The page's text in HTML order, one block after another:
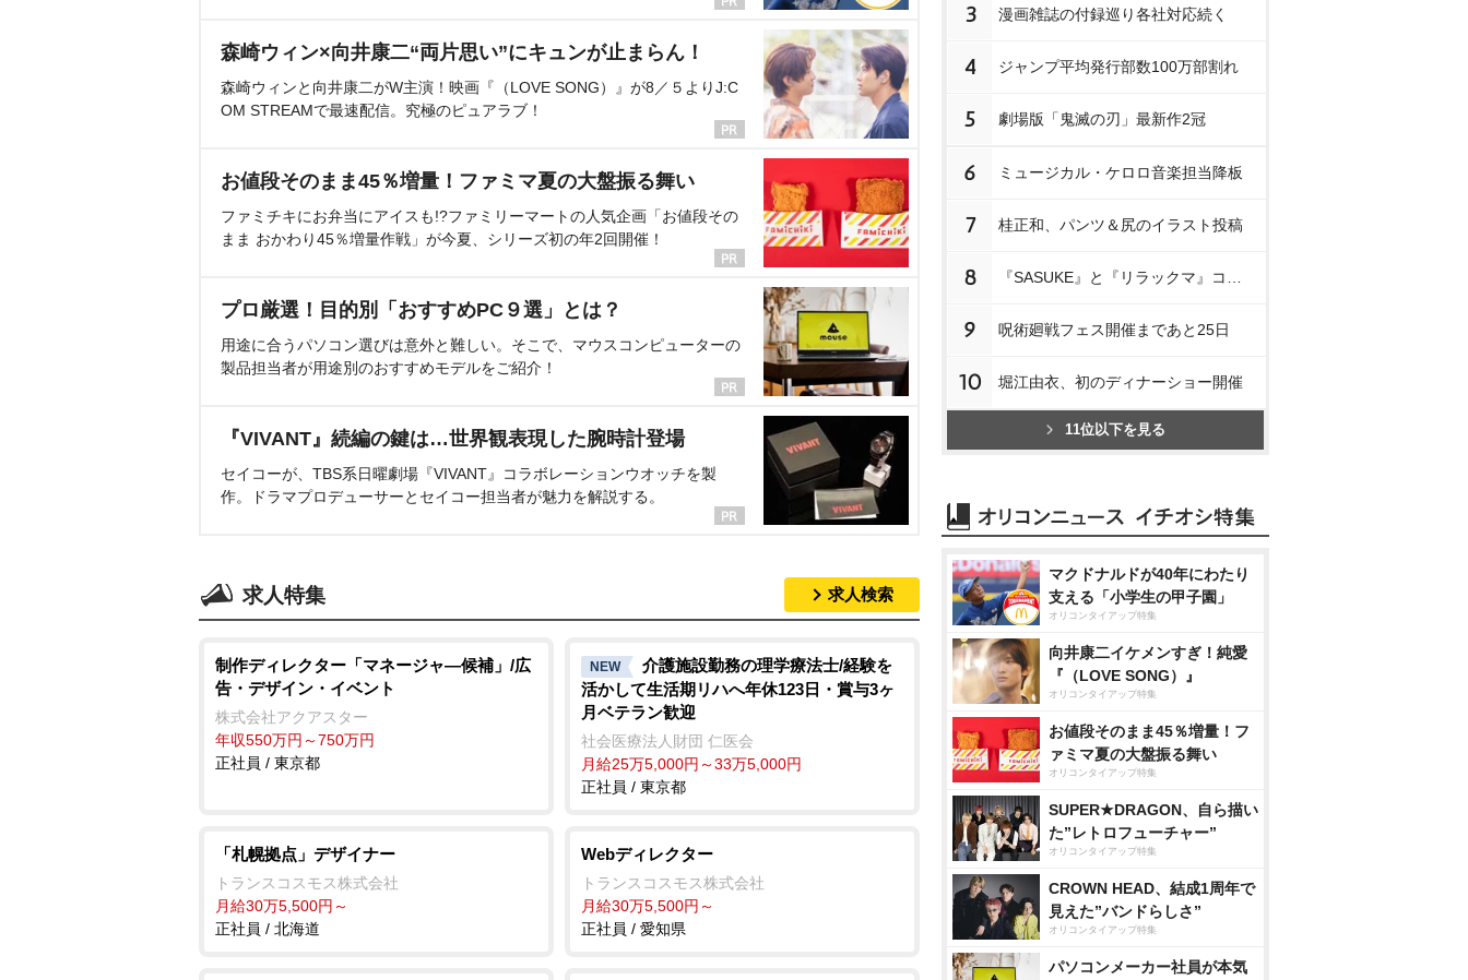
森崎ウィン×向井康二“両片思い”にキュンが止まらん！
森崎ウィンと向井康二がW主演！映画『（LOVE SONG）』が8／５よりJ:C
OM STREAMで最速配信。究極のピュアラブ！
お値段そのまま45％増量！ファミマ夏の大盤振る舞い
ファミチキにお弁当にアイスも!?ファミリーマートの人気企画「お値段その
まま おかわり45％増量作戦」が今夏、シリーズ初の年2回開催！
プロ厳選！目的別「おすすめPC９選」とは？
用途に合うパソコン選びは意外と難しい。そこで、マウスコンピューターの
製品担当者が用途別のおすすめモデルをご紹介！
『VIVANT』続編の鍵は…世界観表現した腕時計登場
セイコーが、TBS系日曜劇場『VIVANT』コラボレーションウオッチを製
作。ドラマプロデューサーとセイコー担当者が魅力を解説する。
求人特集 求人検索
制作ディレクター「マネージャ―候補」/広
告・デザイン・イベント
株式会社アクアスター
年収550万円～750万円
正社員 / 東京都
NEW
介護施設勤務の理学療法士/経験を
活かして生活期リハへ年休123日・賞与3ヶ
月ベテラン歓迎
社会医療法人財団 仁医会
月給25万5,000円～33万5,000円
正社員 / 東京都
「札幌拠点」デザイナー
トランスコスモス株式会社
月給30万5,500円～
正社員 / 北海道
Webディレクター
トランスコスモス株式会社
月給30万5,500円～
正社員 / 愛知県
3 漫画雑誌の付録巡り各社対応続く
4 ジャンプ平均発行部数100万部割れ
5 劇場版「鬼滅の刃」最新作2冠
6 ミュージカル・ケロロ音楽担当降板
7 桂正和、パンツ＆尻のイラスト投稿
8
9 呪術廻戦フェス開催まであと25日
10 堀江由衣、初のディナーショー開催
11位以下を見る
マクドナルドが40年にわたり
支える「小学生の甲子園」
オリコンタイアップ特集
向井康二イケメンすぎ！純愛
『（LOVE SONG）』
オリコンタイアップ特集
お値段そのまま45％増量！フ
ァミマ夏の大盤振る舞い
オリコンタイアップ特集
SUPER★DRAGON、自ら描い
た”レトロフューチャー”
オリコンタイアップ特集
CROWN HEAD、結成1周年で
見えた”バンドらしさ”
オリコンタイアップ特集
パソコンメーカー社員が本気